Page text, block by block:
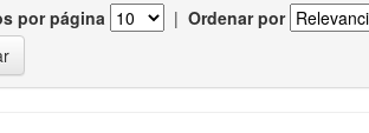
por página | Ordenar por